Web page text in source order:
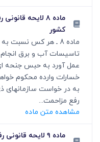
ماده ۸ لایحه
کشور
ماده 8 ـ هر کس
تاسیسات آب و برق
خسارات وارده محکوم
به در خواست سازمانهای
رفع مزاحمت...
مشاهده متن ماده
ماده ۹ لایحه